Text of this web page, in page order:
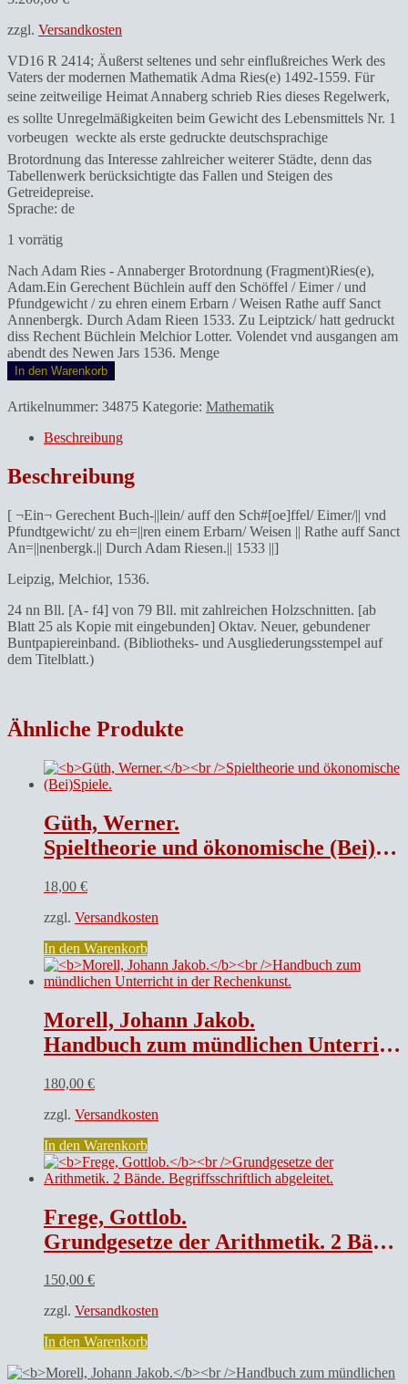
zzgl. Versandkosten
VD16 R 2414; Äußerst seltenes und sehr einflußreiches Werk des
Vaters der modernen Mathematik Adma Ries(e) 1492-1559. Für
seine zeitweilige Heimat Annaberg schrieb Ries dieses Regelwerk,
es sollte Unregelmäßigkeiten beim Gewicht des Lebensmittels Nr. 1
vorbeugen  weckte als erste gedruckte deutschsprachige
Brotordnung das Interesse zahlreicher weiterer Städte, denn das
Tabellenwerk berücksichtigte das Fallen und Steigen des
Getreidepreise.
Sprache: de
1 vorrätig
Nach Adam Ries - Annaberger Brotordnung (Fragment)Ries(e),
Adam.Ein Gerechent Büchlein auff den Schöffel / Eimer / und
Pfundgewicht / zu ehren einem Erbarn / Weisen Rathe auff Sanct
Annenbergk. Durch Adam Rieen 1533. Zu Leiptzick/ hatt gedruckt
diss Rechent Büchlein Melchior Lotter. Volendet vnd ausgangen am
abendt des Newen Jars 1536. Menge
In den Warenkorb
Artikelnummer: 34875 Kategorie: Mathematik
Beschreibung
Beschreibung
[ ¬Ein¬ Gerechent Buch-||lein/ auff den Sch#[oe]ffel/ Eimer/|| vnd
Pfundtgewicht/ zu eh=||ren einem Erbarn/ Weisen || Rathe auff Sanct
An=||nenbergk.|| Durch Adam Riesen.|| 1533 ||]
Leipzig, Melchior, 1536.
24 nn Bll. [A- f4] von 79 Bll. mit zahlreichen Holzschnitten. [ab
Blatt 25 als Kopie mit eingebunden] Oktav. Neuer, gebundener
Buntpapiereinband. (Bibliotheks- und Ausgliederungsstempel auf
dem Titelblatt.)
Ähnliche Produkte
Güth, Werner.
Spieltheorie und ökonomische (Bei)Spiele.
18,00 €
zzgl. Versandkosten
In den Warenkorb
Morell, Johann Jakob.
Handbuch zum mündlichen Unterricht in der Rechenkunst.
180,00 €
zzgl. Versandkosten
In den Warenkorb
Frege, Gottlob.
Grundgesetze der Arithmetik. 2 Bände. Begriffsschriftlich abgeleitet.
150,00 €
zzgl. Versandkosten
In den Warenkorb